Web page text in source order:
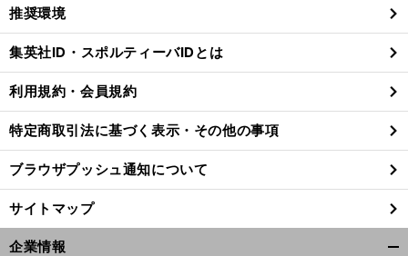
閉
る
推奨環境
集英社ID・スポルティーバIDとは
利用規約・会員規約
特定商取引法に基づく表示・その他の事項
ブラウザプッシュ通知について
サイトマップ
企業情報